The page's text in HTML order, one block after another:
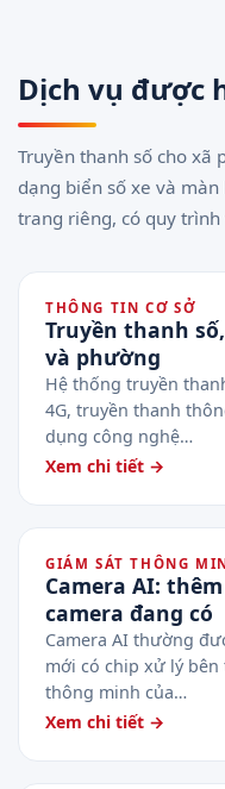
Dịch vụ được
Truyền thanh số cho xã
dạng biển số xe và
trang riêng, có quy
THÔNG TIN CƠ SỞ
Truyền thanh
và phường
Hệ thống truyền
4G, truyền thanh
dụng công nghệ…
Xem chi tiết →
GIÁM SÁT THÔNG
Camera AI:
camera đang có
Camera AI thường
mới có chip xử lý
thông minh của…
Xem chi tiết →